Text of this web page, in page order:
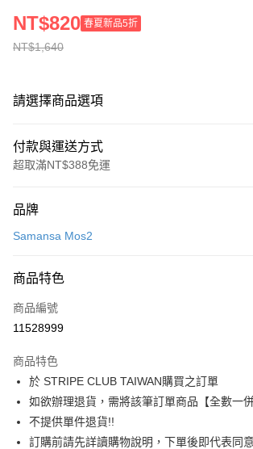
NT$1,640
NT$820 春夏新品5折
請選擇商品選項
付款與運送方式
超取滿NT$388免運
信用卡一次付款
3 期 0 利率 每期
合作金庫商業銀行
上海商業儲蓄銀行
臺灣中小企業銀行
匯豐（台灣）商業銀行
華泰商業銀行
聯邦商業銀行
遠東國際商
元大商業銀行
玉山商業銀行
星展（台灣
超商取貨付款
LINE Pay
Apple Pay
街口支付
悠遊付
品牌
Samansa Mos2
商品特色
商品編號
11528999
商品特色
於 STRIPE CLUB TAIWAN購買之訂單
如欲辦理退貨，需將該筆訂單商品【全數一併
不提供單件退貨!!
訂購前請先詳讀購物說明，下單後即代表同